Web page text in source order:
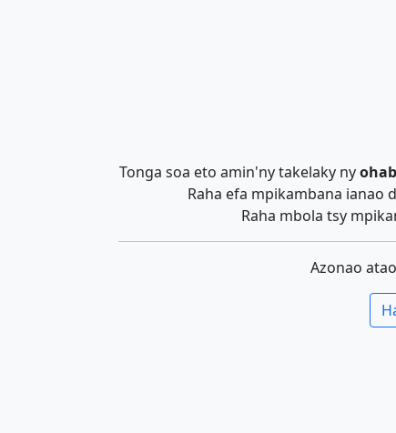
Tonga soa eto amin'ny takelaky ny
Raha efa mpikambana ianao
Raha mbola tsy
Azonao